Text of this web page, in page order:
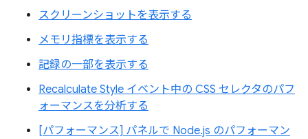
スクリーンショットを表示する
メモリ指標を表示する
記録の一部を表示する
Recalculate Style イベント中の CSS セレクタのパフ
ォーマンスを分析する
[パフォーマンス] パネルで Node.js のパフォーマン